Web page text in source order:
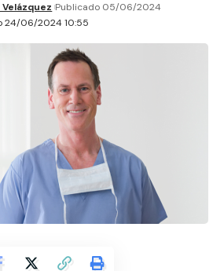
24/06/2024 10:55
Publicado 05/06/2024